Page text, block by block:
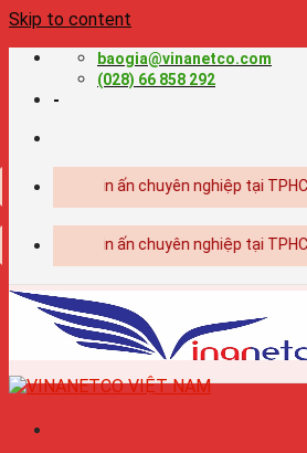
Skip to content
baogia@vinanetco.com
(028) 66 858 292
-
Thiết kế - in ấn chuyên nghiệp tại TPHCM
Thiết kế - in ấn chuyên nghiệp tại TPHCM